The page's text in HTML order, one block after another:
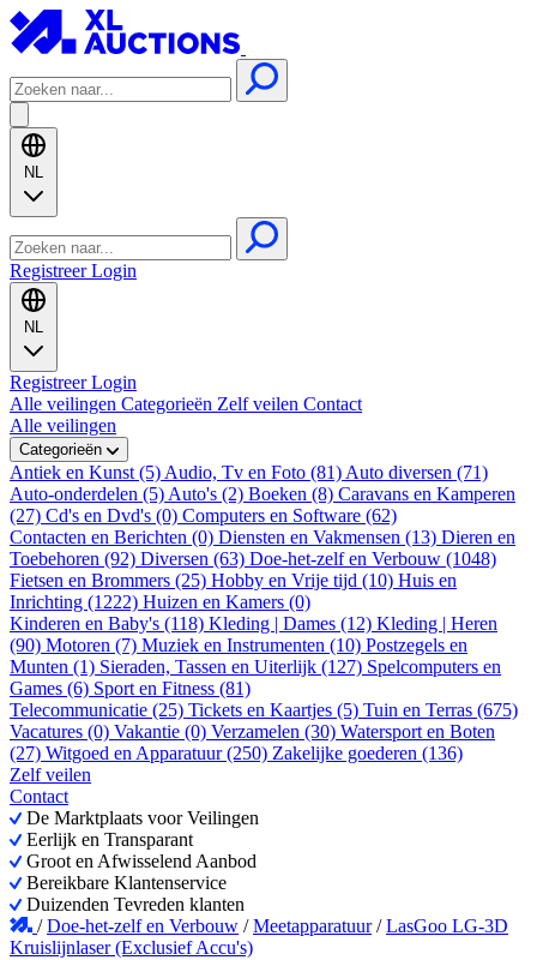
NL
RegistreerLogin
NL
RegistreerLogin
Alle veilingen Categorieën Zelf veilen Contact
Alle veilingen
Categorieën
Antiek en Kunst (5) Audio, Tv en Foto (81) Auto diversen (71)
Auto-onderdelen (5) Auto's (2) Boeken (8) Caravans en Kamperen
(27) Cd's en Dvd's (0) Computers en Software (62)
Contacten en Berichten (0) Diensten en Vakmensen (13) Dieren en
Toebehoren (92) Diversen (63) Doe-het-zelf en Verbouw (1048)
Fietsen en Brommers (25) Hobby en Vrije tijd (10) Huis en
Inrichting (1222) Huizen en Kamers (0)
Kinderen en Baby's (118) Kleding | Dames (12) Kleding | Heren
(90) Motoren (7) Muziek en Instrumenten (10) Postzegels en
Munten (1) Sieraden, Tassen en Uiterlijk (127) Spelcomputers en
Games (6) Sport en Fitness (81)
Telecommunicatie (25) Tickets en Kaartjes (5) Tuin en Terras (675)
Vacatures (0) Vakantie (0) Verzamelen (30) Watersport en Boten
(27) Witgoed en Apparatuur (250) Zakelijke goederen (136)
Zelf veilen
Contact
De Marktplaats voor Veilingen
Eerlijk en Transparant
Groot en Afwisselend Aanbod
Bereikbare Klantenservice
Duizenden Tevreden klanten
/Doe-het-zelf en Verbouw /Meetapparatuur /LasGoo LG-3D
Kruislijnlaser (Exclusief Accu's)